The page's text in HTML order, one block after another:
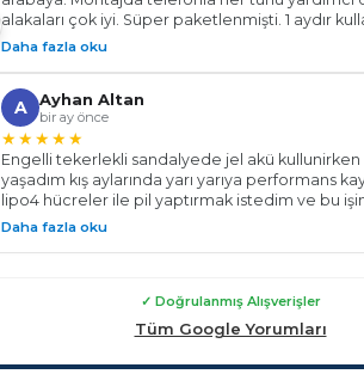
alakaları çok iyi. Süper paketlenmişti. 1 aydır
aracın km' de artış oldu 106 km yaptım daha %20
aracınızdaki değişimi göreceksiniz. Teşekkürler
Energy...
Daha fazla oku
A Ayhan Altan
bir ay önce
★★★★★
Engelli tekerlekli sandalyede jel akü kullunirken
yaşadım kış aylarında yarı yarıya performans
lipo4 hücreler ile pil yaptırmak istedim ve bu
dekar energy ile tanıştım 24v 100 a pil yaparak
ederim Güvenle malının arkasında duran bir
çekinmeden alış veriş yapabilirsiniz
Daha fazla oku
✓ Doğrulanmış Alışverişler
Tüm Google Yorumları